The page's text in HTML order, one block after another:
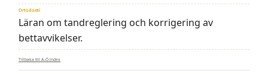
Ortodonti
Läran om tandreglering och korrigering av
bettavvikelser.
Tillbaka till A–Ö-index